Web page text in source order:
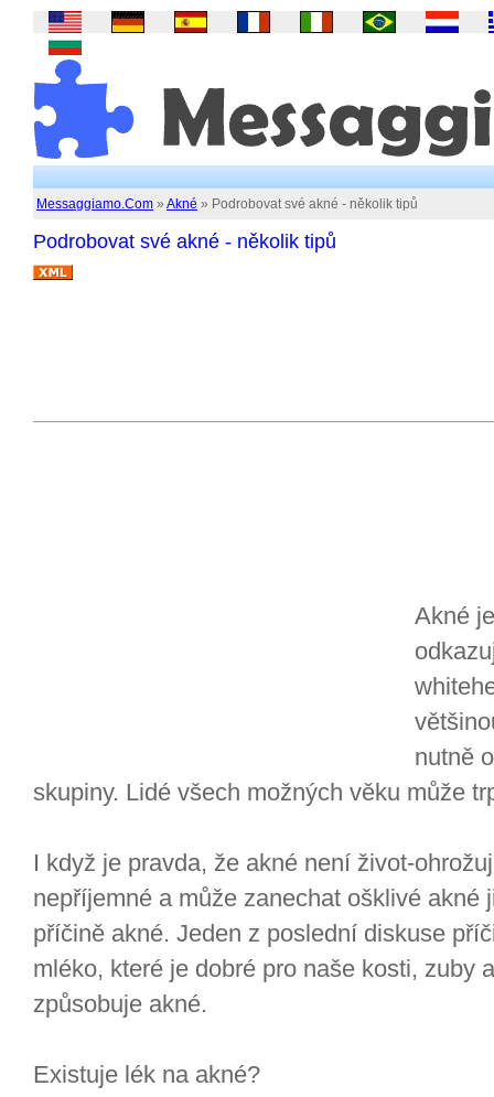
Messaggiamo.Com » Akné » Podrobovat své akné - několik tipů
Podrobovat své akné - několik tipů
Akné
nutně
skupiny. Lidé všech možných věku může
I když je pravda, že akné není život-
nepříjemné a může zanechat ošklivé akné
příčině akné. Jeden z poslední diskuse
mléko, které je dobré pro naše kosti, zuby
způsobuje akné.
Existuje lék na akné?